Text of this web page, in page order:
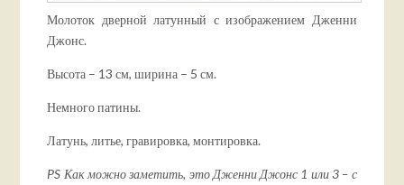
Молоток дверной латунный с изображением Дженни
Джонс.
Высота – 13 см, ширина – 5 см.
Немного патины.
Латунь, литье, гравировка, монтировка.
PS Как можно заметить, это Дженни Джонс 1 или 3 – с